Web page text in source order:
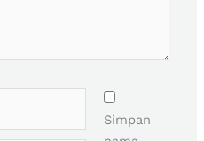
Simpan